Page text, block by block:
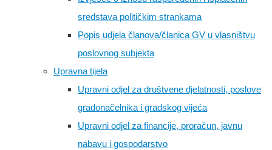
sredstava političkim strankama
Popis udjela članova/članica GV u vlasništvu
poslovnog subjekta
Upravna tijela
Upravni odjel za društvene djelatnosti, poslove
gradonačelnika i gradskog vijeća
Upravni odjel za financije, proračun, javnu
nabavu i gospodarstvo